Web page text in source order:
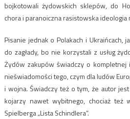
bojkotowali żydowskich sklepów, do
chora i paranoiczna rasistowska ideologia
Pisanie jednak o Polakach i Ukraińcach,
do zagłady, bo nie korzystali z usług
Żydów zakupów świadczy o kompletnej
nieświadomości tego, czym dla ludów
i wojna. Świadczy też o tym, że autor
kojarzy nawet wybitnego, chociaż też
Spielberga „Lista Schindlera”.